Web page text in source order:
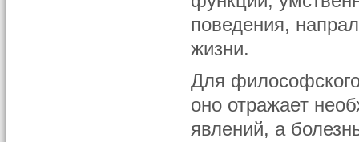
поведения,
жизни.
Для
оно отражает
явлений, а